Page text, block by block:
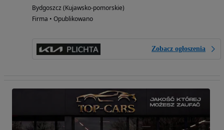
Bydgoszcz (Kujawsko-pomorskie)
Firma • Opublikowano
Zobacz ogłoszenia